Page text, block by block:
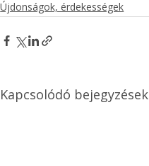
Újdonságok, érdekességek
Kapcsolódó bejegyzések